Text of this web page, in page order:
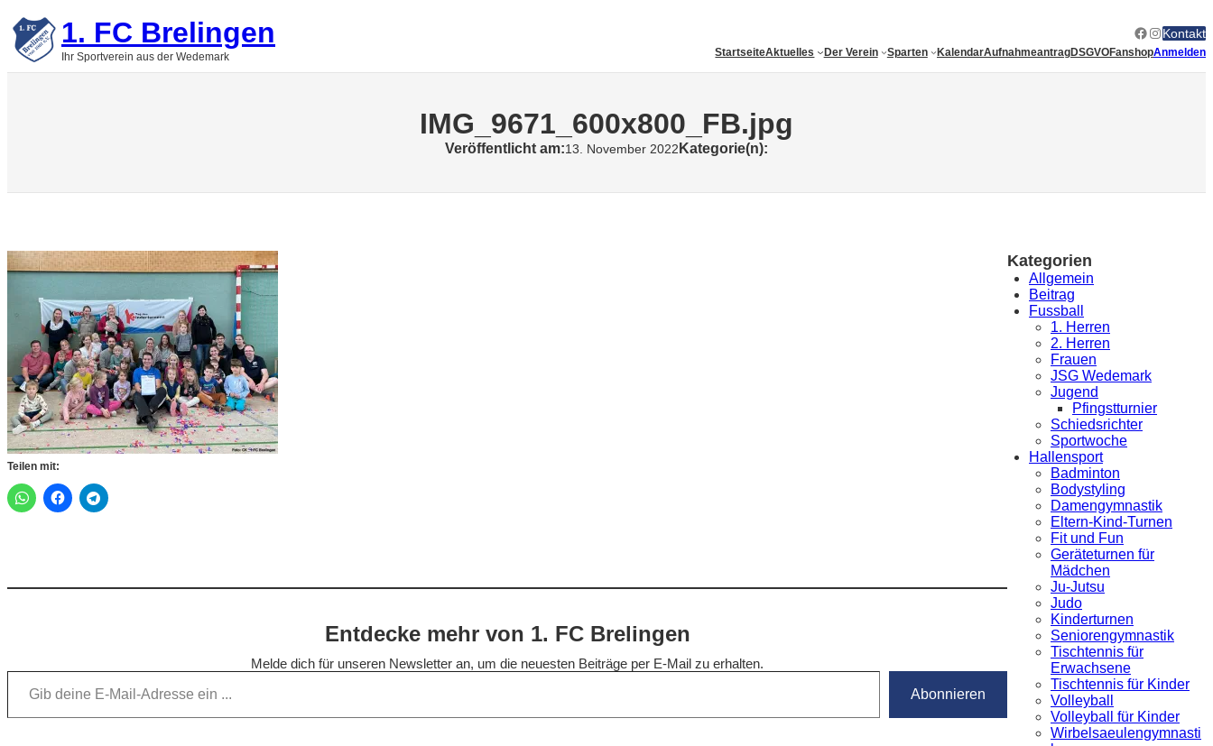
Zum
Inhalt
springen1. FC Brelingen
Ihr Sportverein aus der Wedemark
Facebook
Instagram
Kontakt
StartseiteAktuelles Der Verein Sparten KalendarAufnahmeantragDSGVOFanshopAnmelden
IMG_9671_600x800_FB.jpg
Veröffentlicht am:13. November 2022 Kategorie(n):
Teilen mit:
Entdecke mehr von 1. FC Brelingen
Melde dich für unseren Newsletter an, um die neuesten Beiträge per E-Mail zu erhalten.
Gib deine E-Mail-Adresse ein …
Abonnieren
Kategorien
Allgemein
Beitrag
Fussball
1. Herren
2. Herren
Frauen
JSG Wedemark
Jugend
Pfingstturnier
Schiedsrichter
Sportwoche
Hallensport
Badminton
Bodystyling
Damengymnastik
Eltern-Kind-Turnen
Fit und Fun
Geräteturnen für
Mädchen
Ju-Jutsu
Judo
Kinderturnen
Seniorengymnastik
Tischtennis für
Erwachsene
Tischtennis für Kinder
Volleyball
Volleyball für Kinder
Wirbelsaeulengymnasti